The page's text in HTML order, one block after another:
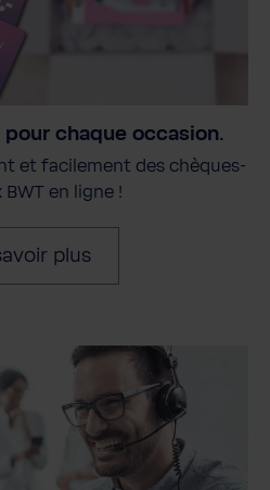
chaque occasion.
et facilement des chèques-
BWT en ligne !
plus